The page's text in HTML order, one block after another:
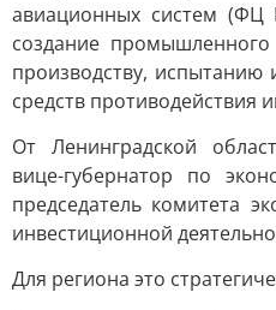
авиационных систем (ФЦ
создание
производству,
средств противодействия
От Ленинградской
вице-губернатор по
председатель комитета
инвестиционной
Для региона это